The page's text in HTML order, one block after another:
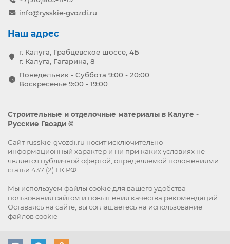
info@rysskie-gvozdi.ru
Наш адрес
г. Калуга, Грабцевское шоссе, 4Б
г. Калуга, Гагарина, 8
Понедельник - Суббота 9:00 - 20:00
Воскресенье 9:00 - 19:00
Строительные и отделочные материалы в Калуге -
Русские Гвозди ©
Сайт russkie-gvozdi.ru носит исключительно
информационный характер и ни при каких условиях не
является публичной офертой, определяемой положениями
статьи 437 (2) ГК РФ
Мы используем файлы cookie для вашего удобства
пользования сайтом и повышения качества рекомендаций.
Оставаясь на сайте, вы соглашаетесь на использование
файлов cookie